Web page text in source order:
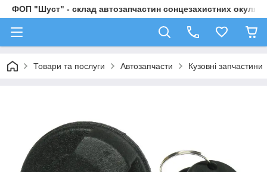
ФОП "Шуст" - склад автозапчастин сонцезахистних
Товари та послуги Автозапчасти Кузовні запчастини